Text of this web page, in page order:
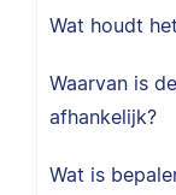
Wat houdt
Waarvan is
afhankelijk?
Wat is